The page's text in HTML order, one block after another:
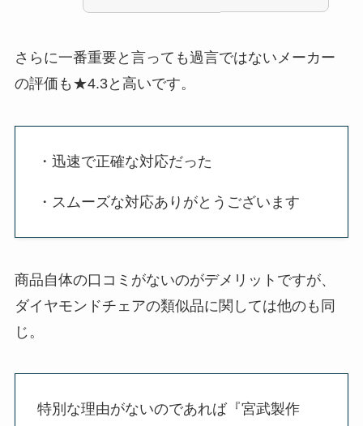
さらに一番重要と言っても過言ではないメーカー
の評価も★4.3と高いです。
・迅速で正確な対応だった
・スムーズな対応ありがとうございます
商品自体の口コミがないのがデメリットですが、
ダイヤモンドチェアの類似品に関しては他のも同
じ。
特別な理由がないのであれば『宮武製作